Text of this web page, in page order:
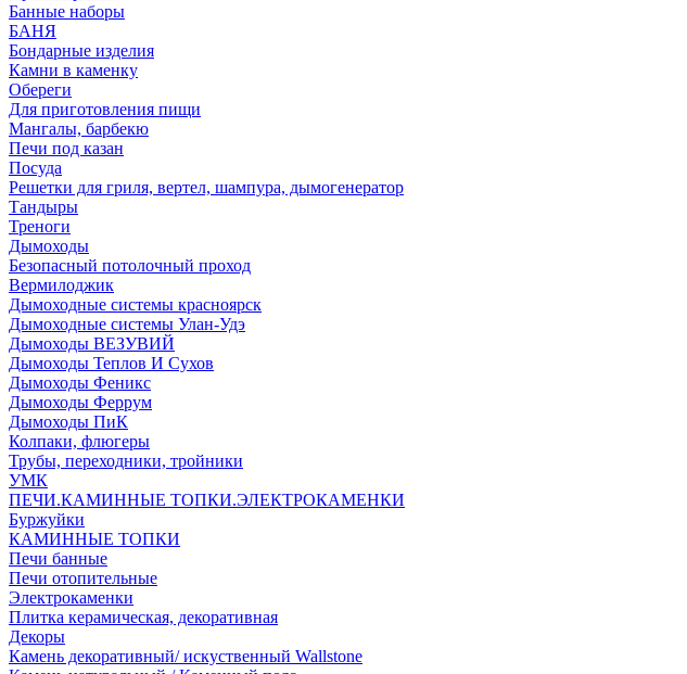
Банные наборы
БАНЯ
Бондарные изделия
Камни в каменку
Обереги
Для приготовления пищи
Мангалы, барбекю
Печи под казан
Посуда
Решетки для гриля, вертел, шампура, дымогенератор
Тандыры
Треноги
Дымоходы
Безопасный потолочный проход
Вермилоджик
Дымоходные системы красноярск
Дымоходные системы Улан-Удэ
Дымоходы ВЕЗУВИЙ
Дымоходы Теплов И Сухов
Дымоходы Феникс
Дымоходы Феррум
Дымоходы ПиК
Колпаки, флюгеры
Трубы, переходники, тройники
УМК
ПЕЧИ.КАМИННЫЕ ТОПКИ.ЭЛЕКТРОКАМЕНКИ
Буржуйки
КАМИННЫЕ ТОПКИ
Печи банные
Печи отопительные
Электрокаменки
Плитка керамическая, декоративная
Декоры
Камень декоративный/ искуственный Wallstone